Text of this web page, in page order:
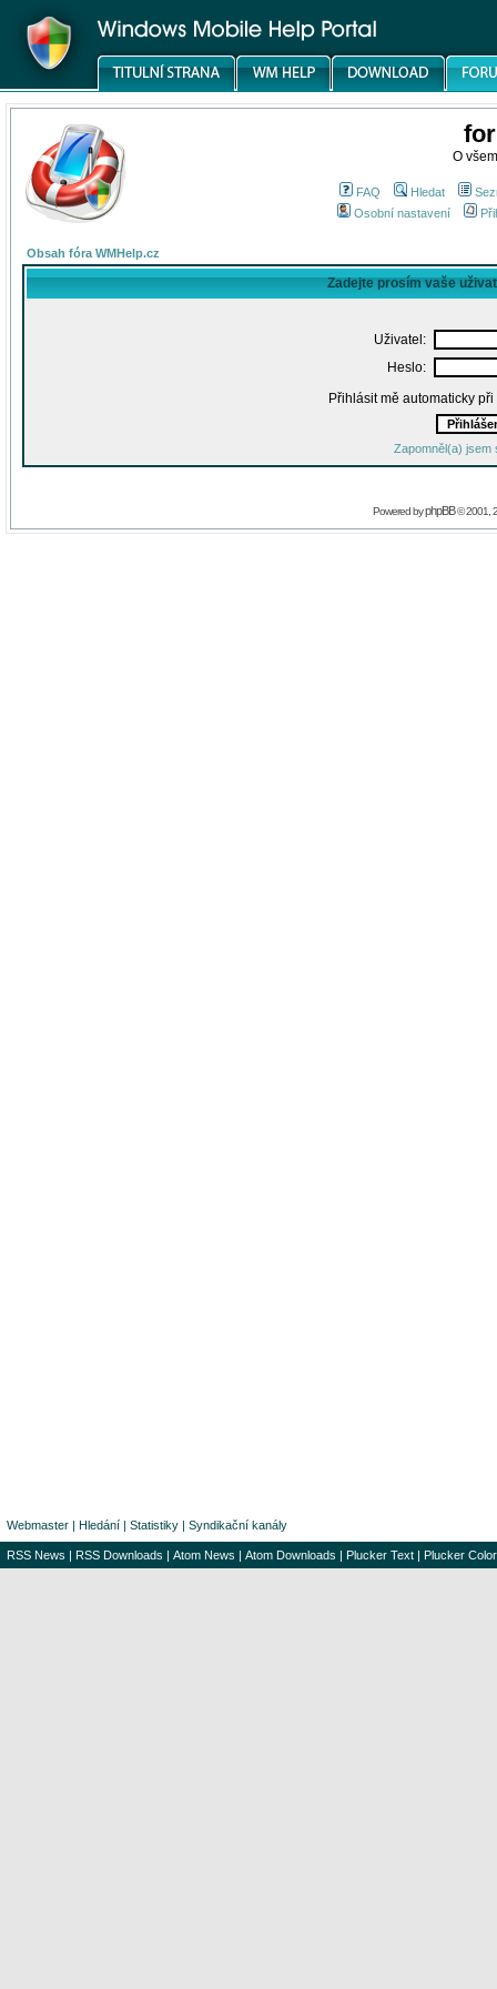
O
FAQ Hledat
Osobní nastavení
Obsah fóra WMHelp.cz
Zadejte prosím vaše
Uživatel:
Heslo:
Přihlásit mě automaticky
Zapomněl(a) jsem
Powered byphpBB© 2001,
Webmaster | Hledání | Statistiky | Syndikační kanály
RSS News | RSS Downloads | Atom News | Atom Downloads | Plucker Text | Plucker Color